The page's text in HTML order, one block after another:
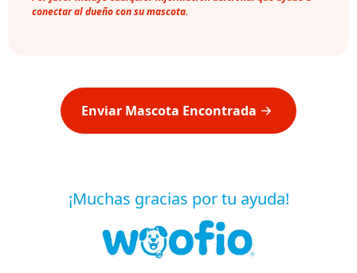
conectar al dueño con su mascota.
Enviar Mascota Encontrada
¡Muchas gracias por tu ayuda!